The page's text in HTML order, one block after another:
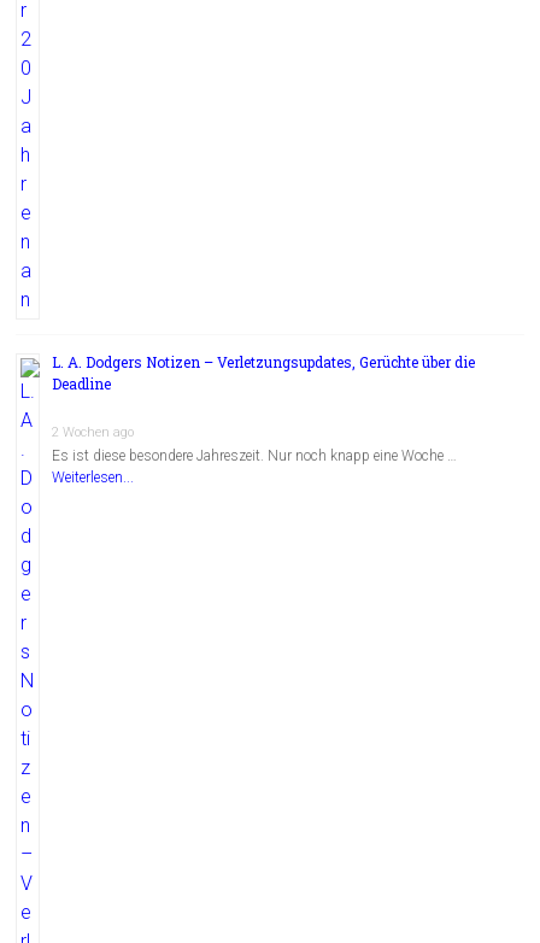
L. A. Dodgers Notizen – Verletzungsupdates, Gerüchte über die
Deadline
2 Wochen ago
Es ist diese besondere Jahreszeit. Nur noch knapp eine Woche …
Weiterlesen...